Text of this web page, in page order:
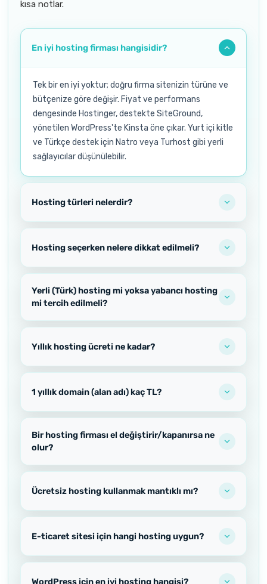
kısa notlar.
En iyi hosting firması hangisidir?
Tek bir en iyi yoktur; doğru firma sitenizin türüne ve
bütçenize göre değişir. Fiyat ve performans
dengesinde Hostinger, destekte SiteGround,
yönetilen WordPress'te Kinsta öne çıkar. Yurt içi kitle
ve Türkçe destek için Natro veya Turhost gibi yerli
sağlayıcılar düşünülebilir.
Hosting türleri nelerdir?
Hosting seçerken nelere dikkat edilmeli?
Yerli (Türk) hosting mi yoksa yabancı hosting
mi tercih edilmeli?
Yıllık hosting ücreti ne kadar?
1 yıllık domain (alan adı) kaç TL?
Bir hosting firması el değiştirir/kapanırsa ne
olur?
Ücretsiz hosting kullanmak mantıklı mı?
E-ticaret sitesi için hangi hosting uygun?
WordPress için en iyi hosting hangisi?